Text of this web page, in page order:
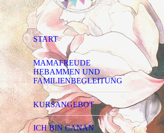
START
MAMAFREUDE
HEBAMMEN UND
FAMILIENBEGLEITUNG
KURSANGEBOT
ICH BIN CANAN